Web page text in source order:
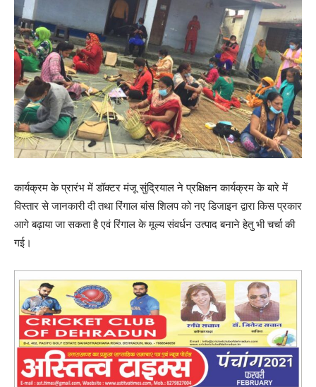
कार्यक्रम के प्रारंभ में डॉक्टर मंजू सुंद्रियाल ने प्रक्षिक्षन कार्यक्रम के बारे में
विस्तार से जानकारी दी तथा रिंगाल बांस शिलप को नए डिजाइन द्वारा किस प्रकार
आगे बढ़ाया जा सकता है एवं रिंगाल के मूल्य संवर्धन उत्पाद बनाने हेतु भी चर्चा की
गई।